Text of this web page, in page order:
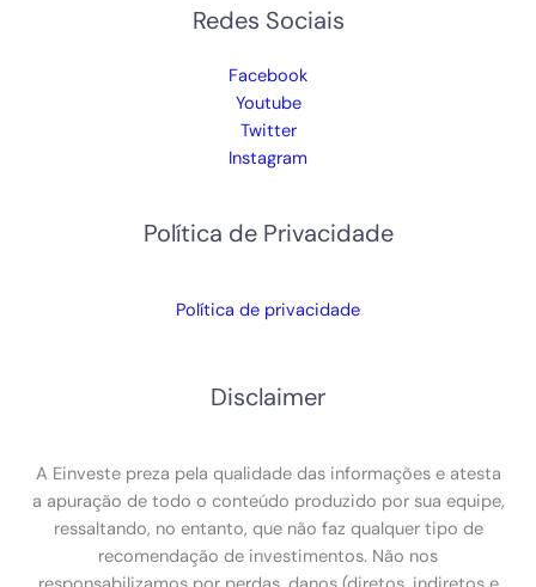
Redes Sociais
Facebook
Youtube
Twitter
Instagram
Política de Privacidade
Política de privacidade
Disclaimer
A Einveste preza pela qualidade das informações e atesta
a apuração de todo o conteúdo produzido por sua equipe,
ressaltando, no entanto, que não faz qualquer tipo de
recomendação de investimentos. Não nos